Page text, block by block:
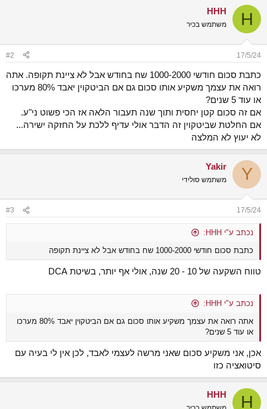
H
HHH
משתמש בכיר
17/5/24
#2
כתבת סכום חודשי 1000-2000 שח בחודש אבל לא ציינת תקופה. אתה
רואה את עצמך משקיע אותו סכום גם אם הביטקוין יאבד 80% מערכו
או עוד 5 שנים?
אם זה סכום קטן יחסית ותוך שנה תעבור הלאה אז הכי פשוט ני"ע.
אם החלטת שביטקוין זה הדבר אולי עדיף ללכת על החזקה ישירה...
לא יעוץ לא המלצה
Y
Yakir
משתמש סולידי
17/5/24
#3
נכתב ע"י HHH:
כתבת סכום חודשי 1000-2000 שח בחודש אבל לא ציינת תקופה
טווח השקעה של 10 - 20 שנה, אולי אף יותר, בשיטת DCA
נכתב ע"י HHH:
אתה רואה את עצמך משקיע אותו סכום גם אם הביטקוין יאבד 80% מערכו
או עוד 5 שנים?
אכן, אני משקיע סכום שאני מרשה לעצמי לאבד, לכן אין לי בעיה עם
סיטואציה כזו
H
HHH